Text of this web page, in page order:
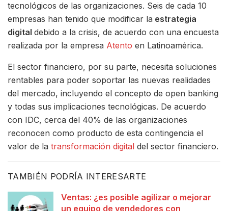
tecnológicos de las organizaciones. Seis de cada 10
empresas han tenido que modificar la estrategia
digital debido a la crisis, de acuerdo con una encuesta
realizada por la empresa Atento en Latinoamérica.
El sector financiero, por su parte, necesita soluciones
rentables para poder soportar las nuevas realidades
del mercado, incluyendo el concepto de open banking
y todas sus implicaciones tecnológicas. De acuerdo
con IDC, cerca del 40% de las organizaciones
reconocen como producto de esta contingencia el
valor de la transformación digital del sector financiero.
TAMBIÉN PODRÍA INTERESARTE
Ventas: ¿es posible agilizar o mejorar
un equipo de vendedores con